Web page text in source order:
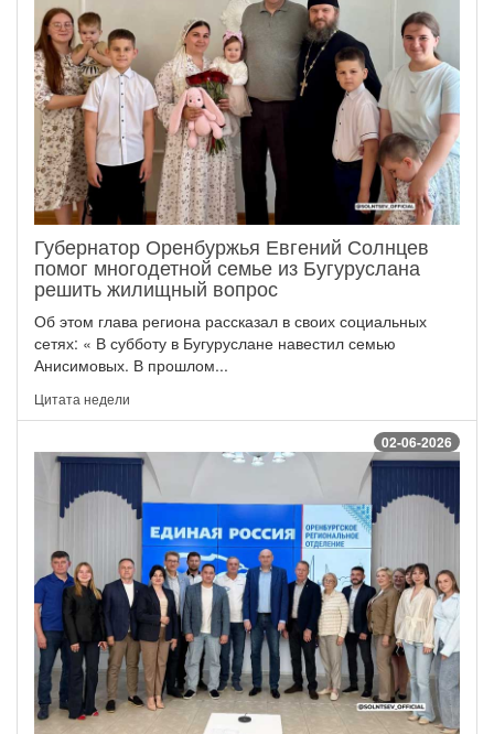
Губернатор Оренбуржья Евгений Солнцев
помог многодетной семье из Бугуруслана
решить жилищный вопрос
Об этом глава региона рассказал в своих социальных
сетях: « В субботу в Бугуруслане навестил семью
Анисимовых. В прошлом...
Цитата недели
02-06-2026